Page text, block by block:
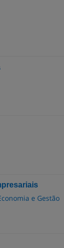
e Gestão